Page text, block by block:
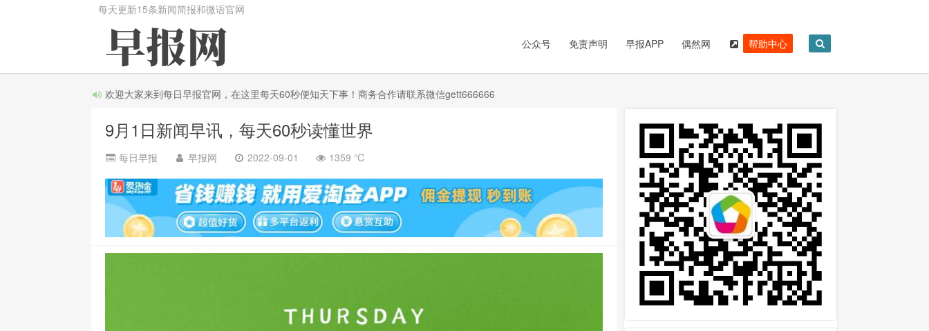
每天更新15条新闻简报和微语官网
公众号 免责声明 早报APP 偶然网 帮助中心
欢迎大家来到每日早报官网，在这里每天60秒便知天下事！商务合作请联系微信gett666666
9月1日新闻早讯，每天60秒读懂世界
每日早报 早报网 2022-09-01 1359 ℃